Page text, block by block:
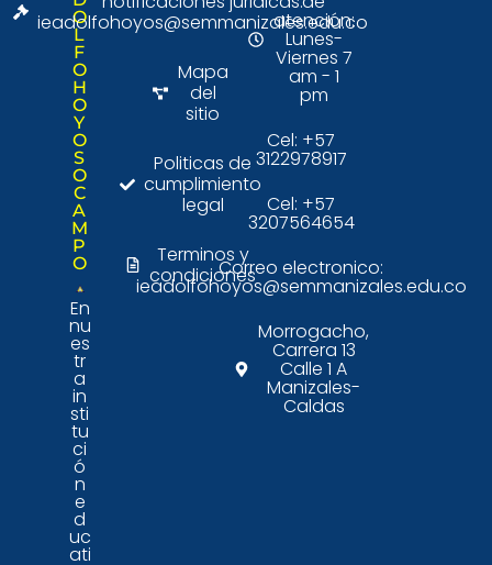
O
L
F
O
H
O
Y
O
S
O
C
A
M
P
O
En
nu
es
tr
a
in
sti
tu
ci
ó
n
e
d
uc
ati
ieadolfohoyos@semmanizales.edu.co
Mapa
del
sitio
Politicas de
cumplimiento
legal
Terminos y
condiciones
atención:
Lunes-
Viernes 7
am - 1
pm
Cel: +57
3122978917
Cel: +57
3207564654
Correo electronico:
ieadolfohoyos@semmanizales.edu.co
Morrogacho,
Carrera 13
Calle 1 A
Manizales-
Caldas